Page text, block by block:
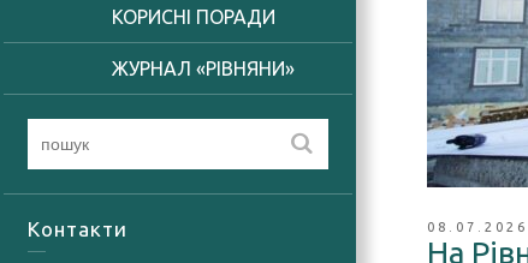
КОРИСНІ ПОРАДИ
ЖУРНАЛ «РІВНЯНИ»
Контакти
На